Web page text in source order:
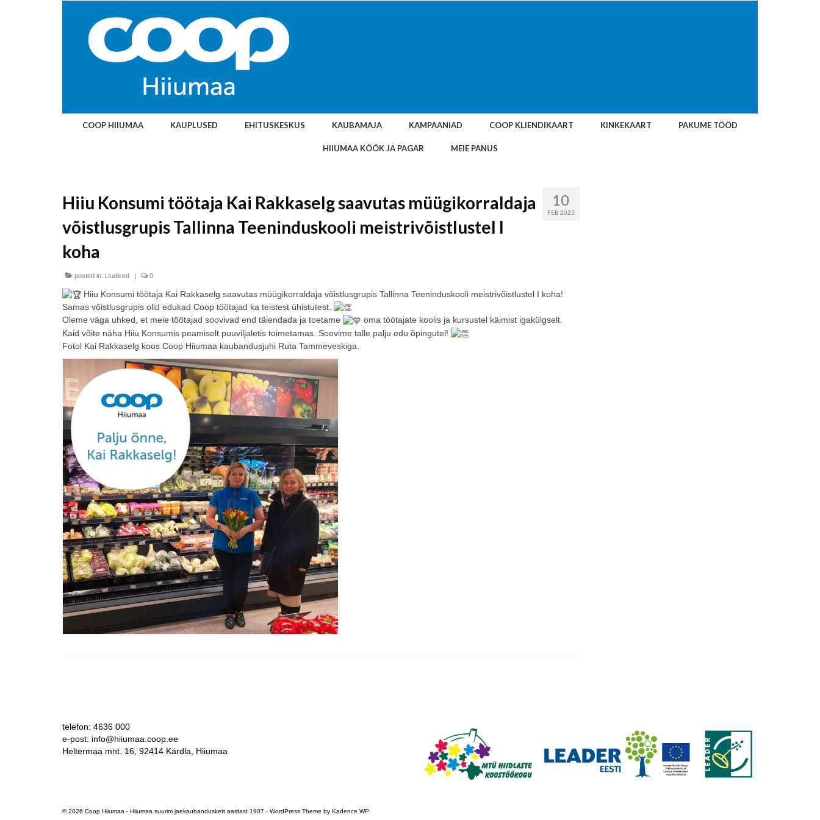
COOP HIIUMAA KAUPLUSED EHITUSKESKUS KAUBAMAJA KAMPAANIAD COOP KLIENDIKAART KINKEKAART PAKUME TÖÖD
HIIUMAA KÖÖK JA PAGAR MEIE PANUS
10
FEB 2025
Hiiu Konsumi töötaja Kai Rakkaselg saavutas müügikorraldaja
võistlusgrupis Tallinna Teeninduskooli meistrivõistlustel I
koha
posted in: Uudised | 0
Hiiu Konsumi töötaja Kai Rakkaselg saavutas müügikorraldaja võistlusgrupis Tallinna Teeninduskooli meistrivõistlustel I koha!
Samas võistlusgrupis olid edukad Coop töötajad ka teistest ühistutest.
Oleme väga uhked, et meie töötajad soovivad end täiendada ja toetame
oma töötajate koolis ja kursustel käimist igakülgselt.
Kaid võite näha Hiiu Konsumis peamiselt puuviljaletis toimetamas. Soovime talle palju edu õpingutel!
Fotol Kai Rakkaselg koos Coop Hiiumaa kaubandusjuhi Ruta Tammeveskiga.
telefon: 4636 000
e-post: info@hiiumaa.coop.ee
Heltermaa mnt. 16, 92414 Kärdla, Hiiumaa
© 2026 Coop Hiiumaa - Hiiumaa suurim jaekaubanduskett aastast 1907 - WordPress Theme by Kadence WP